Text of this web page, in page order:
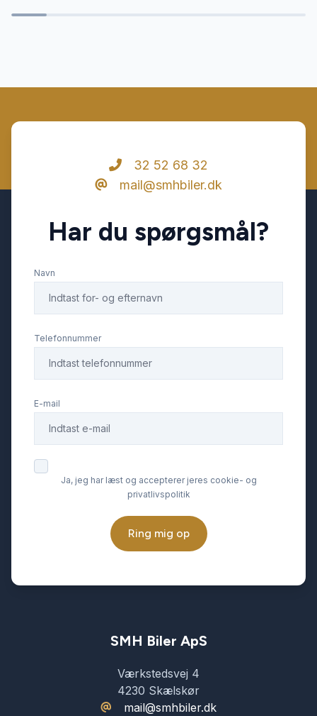
32 52 68 32
mail@smhbiler.dk
Har du spørgsmål?
Navn
Telefonnummer
E-mail
Ja, jeg har læst og accepterer jeres cookie- og
privatlivspolitik
Ring mig op
SMH Biler ApS
Værkstedsvej 4
4230 Skælskør
mail@smhbiler.dk